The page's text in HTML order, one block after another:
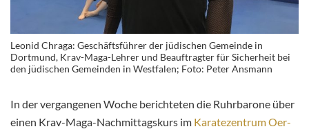
Leonid Chraga: Geschäftsführer der jüdischen Gemeinde in
Dortmund, Krav-Maga-Lehrer und Beauftragter für Sicherheit bei
den jüdischen Gemeinden in Westfalen; Foto: Peter Ansmann
In der vergangenen Woche berichteten die Ruhrbarone über
einen Krav-Maga-Nachmittagskurs im Karatezentrum Oer-